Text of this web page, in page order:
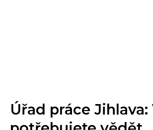
Úřad práce Jihlava: